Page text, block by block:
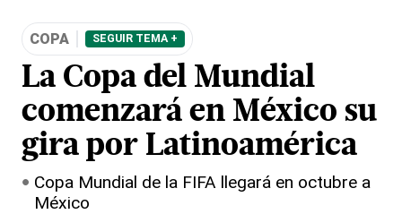
COPA SEGUIR TEMA +
La Copa del Mundial
comenzará en México su
gira por Latinoamérica
Copa Mundial de la FIFA llegará en octubre a
México